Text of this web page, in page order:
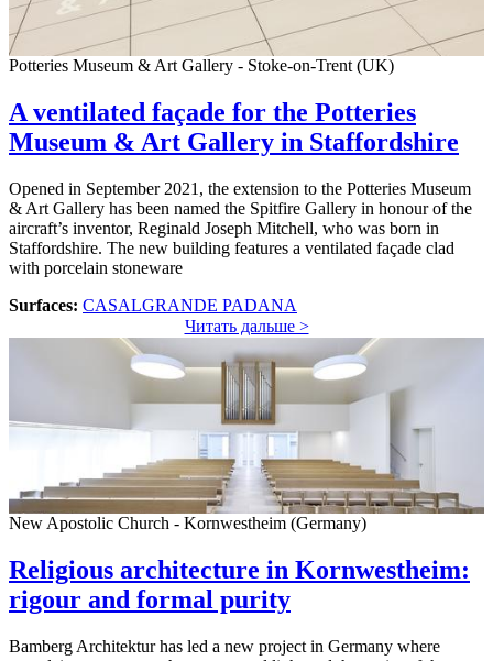
Potteries Museum & Art Gallery - Stoke-on-Trent (UK)
A ventilated façade for the Potteries
Museum & Art Gallery in Staffordshire
Opened in September 2021, the extension to the Potteries Museum
& Art Gallery has been named the Spitfire Gallery in honour of the
aircraft’s inventor, Reginald Joseph Mitchell, who was born in
Staffordshire. The new building features a ventilated façade clad
with porcelain stoneware
Surfaces: CASALGRANDE PADANA
Читать дальше >
New Apostolic Church - Kornwestheim (Germany)
Religious architecture in Kornwestheim:
rigour and formal purity
Bamberg Architektur has led a new project in Germany where